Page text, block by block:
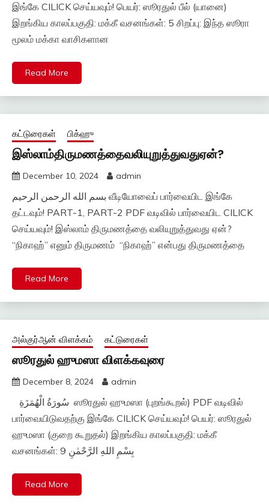
இங்கே CILICK செய்யவும்! பெயர்: ஸூரதுல் பீல் (யானை)
இறங்கிய காலப்பகுதி: மக்கீ வசனங்கள்: 5 சிறப்பு: இந்த ஸூரா
மூலம் மக்கா வாசிகளான
Read More
கட்டுரைகள் பிக்ஹு
இஸ்லாம்திருமணத்தைவலியுறுத்துவதுஏன்?
December 10, 2024 admin
بسم الله الرحمن الرحيم வீடியோவைப் பார்வையிட இங்கே
தட்டவும்! PART-1, PART-2 PDF வடிவில் பார்வையிட CILICK
செய்யவும்! இஸ்லாம் திருமணத்தை வலியுறுத்துவது ஏன்?
“நிகாஹ்” எனும் திருமணம் “நிகாஹ்” என்பது திருமணத்தை
Read More
அல்குர்ஆன் விளக்கம் கட்டுரைகள்
ஸூரதுல் ஹுமஸா விளக்கவுரை
December 8, 2024 admin
பார்வையிடுவதற்கு இங்கே CILICK செய்யவும்! பெயர்: ஸூரதுல்
ஹுமஸா (குறை கூறுதல்) இறங்கிய காலப்பகுதி: மக்கீ
வசனங்கள்: 9 بِسْمِ اللهِ الرَّحْمٰنِ
Read More